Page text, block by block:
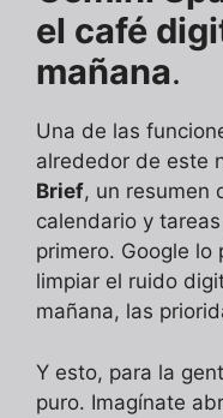
el café
mañana.
Una de las
alrededor de este
Brief, un resumen
calendario y
primero. Google lo
limpiar el ruido
mañana, las
Y esto, para la
puro. Imagínate